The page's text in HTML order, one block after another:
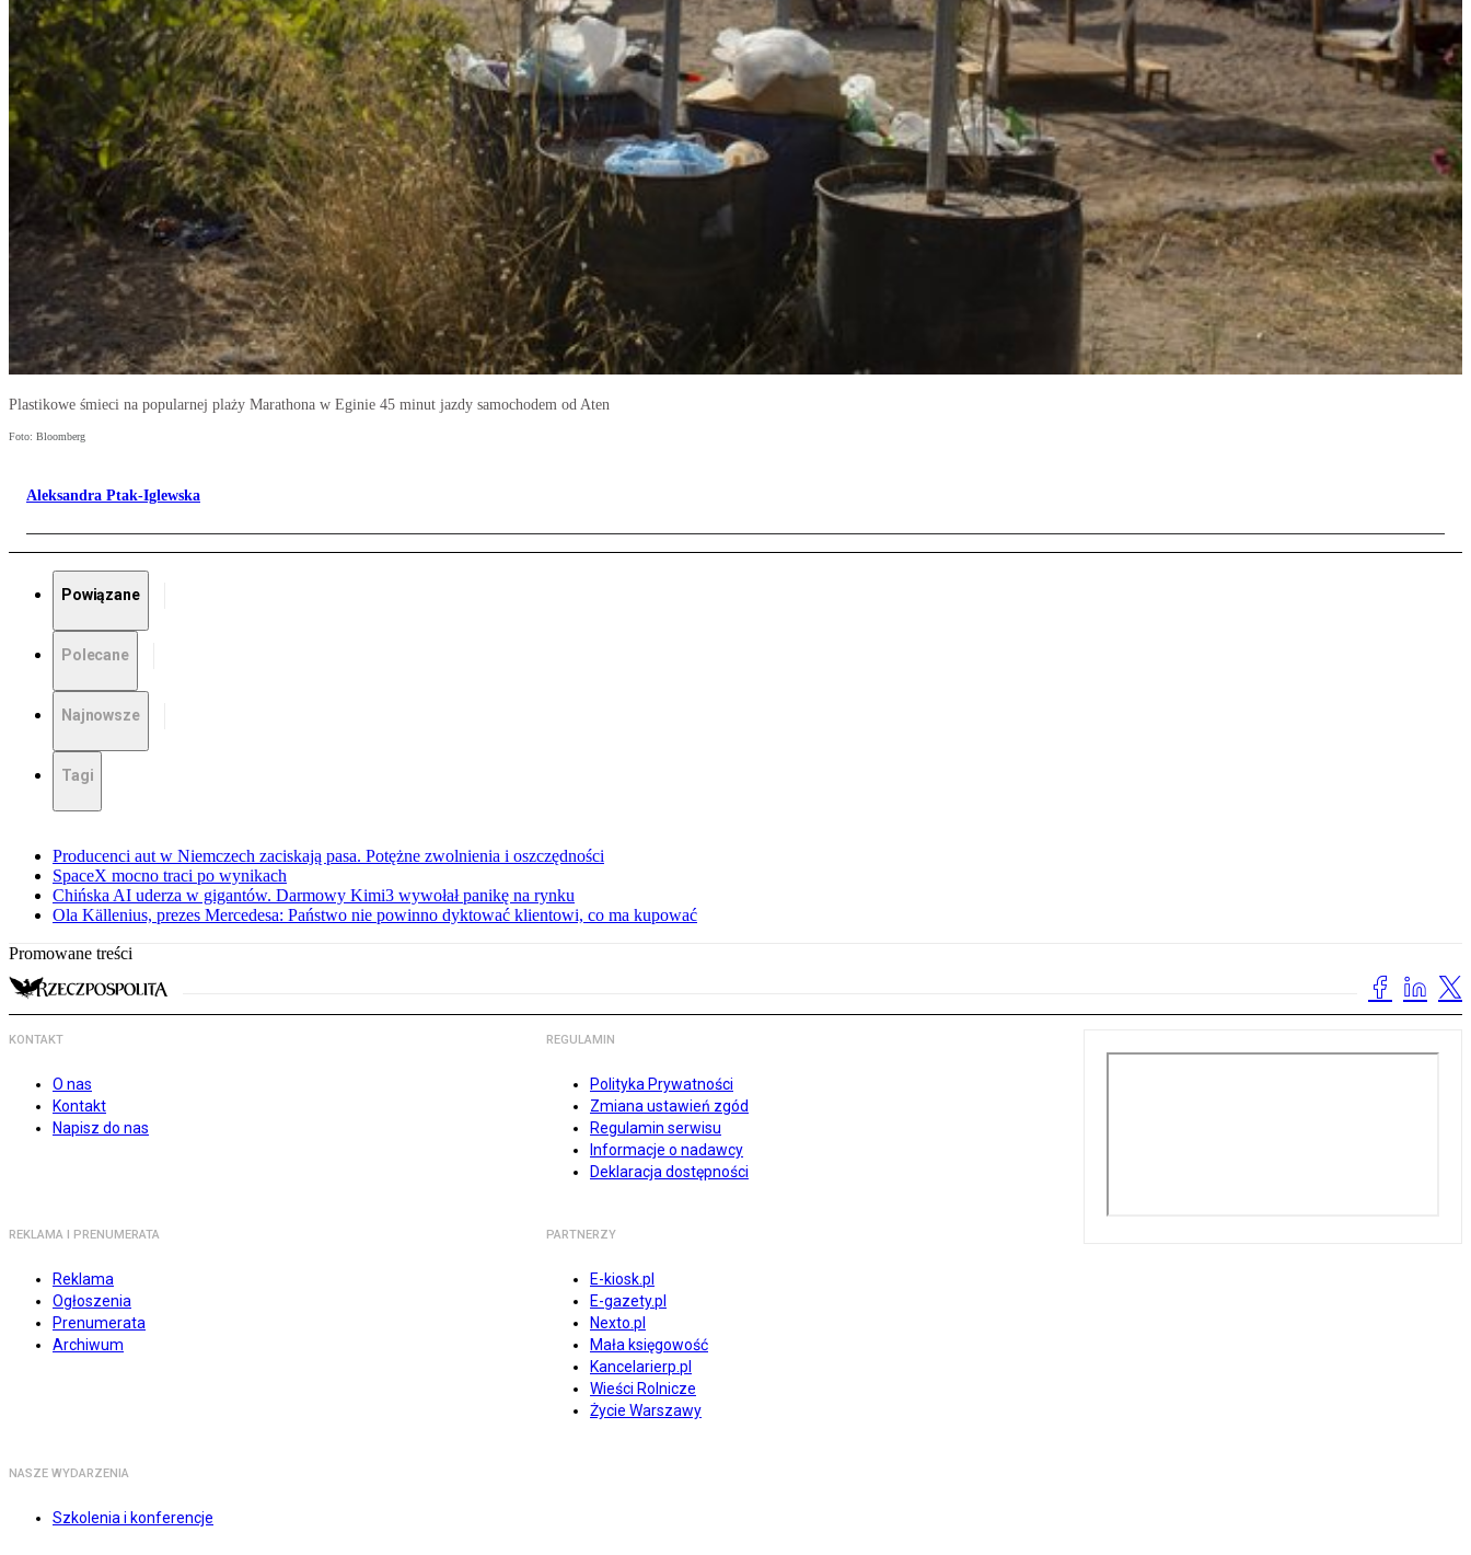
Plastikowe śmieci na popularnej plaży Marathona w Eginie 45 minut jazdy samochodem od Aten
Foto: Bloomberg
Aleksandra Ptak-Iglewska
Powiązane
Polecane
Najnowsze
Tagi
Producenci aut w Niemczech zaciskają pasa. Potężne zwolnienia i oszczędności
SpaceX mocno traci po wynikach
Chińska AI uderza w gigantów. Darmowy Kimi3 wywołał panikę na rynku
Ola Källenius, prezes Mercedesa: Państwo nie powinno dyktować klientowi, co ma kupować
Promowane treści
KONTAKT
O nas
Kontakt
Napisz do nas
REGULAMIN
Polityka Prywatności
Zmiana ustawień zgód
Regulamin serwisu
Informacje o nadawcy
Deklaracja dostępności
REKLAMA I PRENUMERATA
Reklama
Ogłoszenia
Prenumerata
Archiwum
PARTNERZY
E-kiosk.pl
E-gazety.pl
Nexto.pl
Mała księgowość
Kancelarierp.pl
Wieści Rolnicze
Życie Warszawy
NASZE WYDARZENIA
Szkolenia i konferencje